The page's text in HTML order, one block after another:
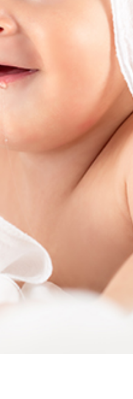
Маска Из Биоцеллюлозы
Производство Детского Масла